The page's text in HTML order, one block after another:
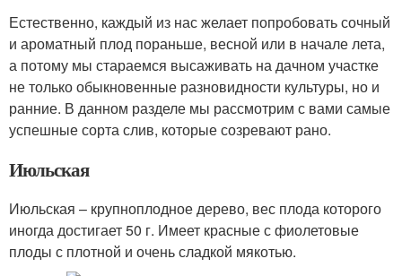
Естественно, каждый из нас желает попробовать сочный
и ароматный плод пораньше, весной или в начале лета,
а потому мы стараемся высаживать на дачном участке
не только обыкновенные разновидности культуры, но и
ранние. В данном разделе мы рассмотрим с вами самые
успешные сорта слив, которые созревают рано.
Июльская
Июльская – крупноплодное дерево, вес плода которого
иногда достигает 50 г. Имеет красные с фиолетовые
плоды с плотной и очень сладкой мякотью.